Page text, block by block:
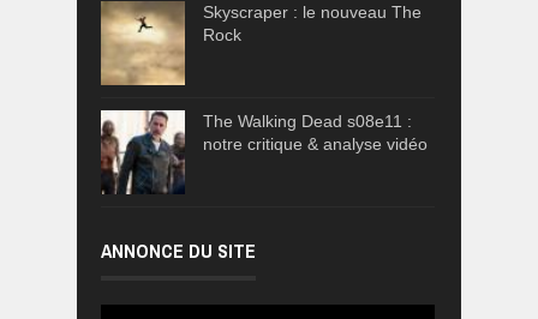
Skyscraper : le nouveau The
Rock
The Walking Dead s08e11 :
notre critique & analyse vidéo
ANNONCE DU SITE